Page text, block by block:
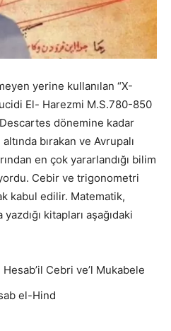
yerine kullanılan “X-
El- Harezmi M.S.780-850
Descartes dönemine kadar
bırakan ve Avrupalı
en çok yararlandığı bilim
Cebir ve trigonometri
kabul edilir. Matematik,
kitapları aşağıdaki
Cebri ve’l Mukabele
el-Hind